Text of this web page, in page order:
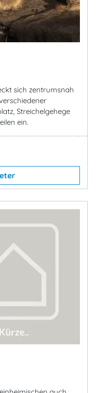
sich zentrumsnah
Streichelgehege
ein.